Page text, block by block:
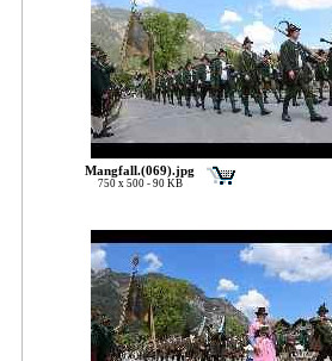
Mangfall.(069).jpg
750 x 500 - 90 KB